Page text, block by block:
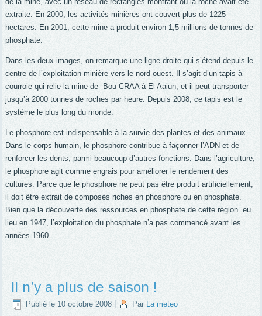
extraite. En 2000, les activités minières ont couvert plus de 1225
hectares. En 2001, cette mine a produit environ 1,5 millions de tonnes de
phosphate.
Dans les deux images, on remarque une ligne droite qui s’étend depuis le
centre de l’exploitation minière vers le nord-ouest. Il s’agit d’un tapis à
courroie qui relie la mine de
Bou CRAA à El Aaiun, et il peut transporter
jusqu’à 2000 tonnes de roches par heure. Depuis 2008, ce tapis est le
système le plus long du monde.
Le phosphore est indispensable à la survie des plantes et des animaux.
Dans le corps humain, le phosphore contribue à façonner l’ADN et de
renforcer les dents, parmi beaucoup d’autres fonctions. Dans l’agriculture,
le phosphore agit comme engrais pour améliorer le rendement des
cultures. Parce que le phosphore ne peut pas être produit artificiellement,
il doit être extrait de composés riches en phosphore ou en phosphate.
Bien que la découverte des ressources en phosphate de cette région eu
lieu en 1947, l’exploitation du phosphate n’a pas commencé avant les
années 1960.
Il n’y a plus de saison !
Publié le 10 octobre 2008 Par La meteo